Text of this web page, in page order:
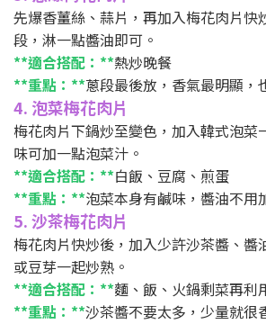
先爆香薑絲、蒜片，再加入梅花肉片快
段，淋一點醬油即可。
**適合搭配：**熱炒晚餐
**重點：**蔥段最後放，香氣最明顯，
4. 泡菜梅花肉片
梅花肉片下鍋炒至變色，加入韓式泡菜
味可加一點泡菜汁。
**適合搭配：**白飯、豆腐、煎蛋
**重點：**泡菜本身有鹹味，醬油不用
5. 沙茶梅花肉片
梅花肉片快炒後，加入少許沙茶醬、醬
或豆芽一起炒熟。
**適合搭配：**麵、飯、火鍋剩菜再利
**重點：**沙茶醬不要太多，少量就很